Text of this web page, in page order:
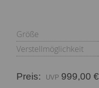
Größe
Verstellmöglichkeit
Preis: 999,00 €